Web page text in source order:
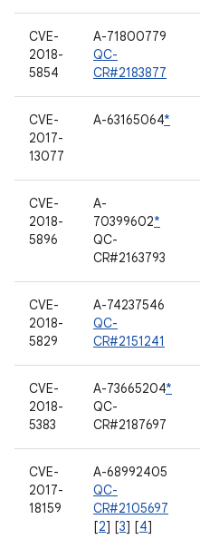
CVE-
2018-
5854
A-71800779
QC-
CR#2183877
CVE-
2017-
13077
A-63165064*
CVE-
2018-
5896
A-
70399602*
QC-
CR#2163793
CVE-
2018-
5829
A-74237546
QC-
CR#2151241
CVE-
2018-
5383
A-73665204*
QC-
CR#2187697
CVE-
2017-
18159
A-68992405
QC-
CR#2105697
[2] [3] [4]